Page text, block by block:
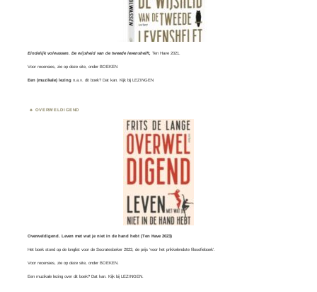
Eindelijk volwassen. De wijsheid van de tweede levenshelft, Ten Have 2021.
Voor recensies, zie op deze site, onderBOEKEN
Een (muzikale) lezing n.a.v. dit boek? Dat kan. Kijk bijLEZINGEN
OVERWELDIGEND
Overweldigend. Leven met wat je niet in de hand hebt (Ten Have 2023)
Het boek stond op de longlist voor deSocratesbeker 2023, de prijs ‘voor het prikkelendste filosofieboek’.
Voor recensies, zie op deze site, onderBOEKEN
Een muzikale lezing over dit boek? Dat kan. Kijk bijLEZINGEN.